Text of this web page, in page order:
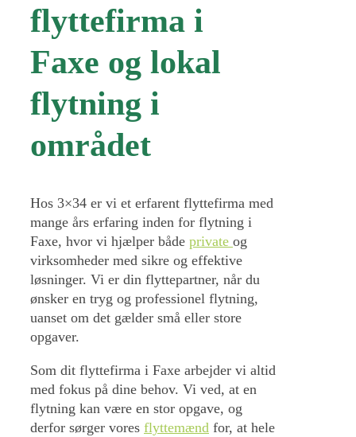
flyttefirma i
Faxe og lokal
flytning i
området
Hos 3×34 er vi et erfarent flyttefirma med
mange års erfaring inden for flytning i
Faxe, hvor vi hjælper både private og
virksomheder med sikre og effektive
løsninger. Vi er din flyttepartner, når du
ønsker en tryg og professionel flytning,
uanset om det gælder små eller store
opgaver.
Som dit flyttefirma i Faxe arbejder vi altid
med fokus på dine behov. Vi ved, at en
flytning kan være en stor opgave, og
derfor sørger vores flyttemænd for, at hele